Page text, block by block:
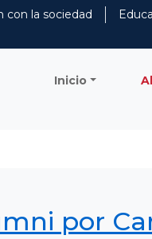
con la sociedad
Inicio
por